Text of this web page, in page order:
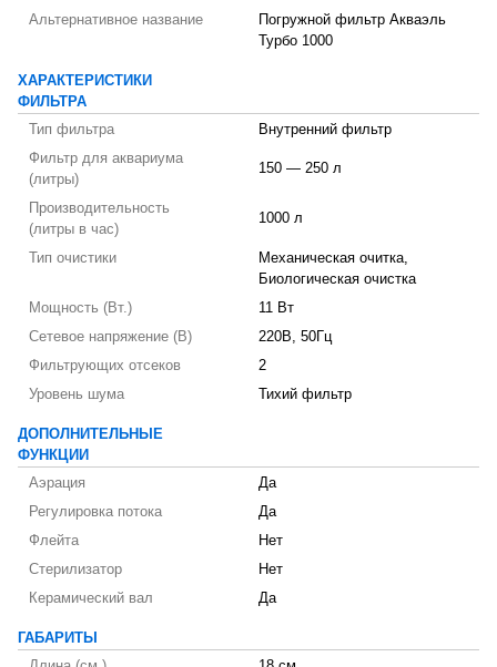
Альтернативное название
Погружной фильтр Акваэль
Турбо 1000
ХАРАКТЕРИСТИКИ
ФИЛЬТРА
Тип фильтра
Внутренний фильтр
Фильтр для аквариума
(литры)
150 — 250 л
Производительность
(литры в час)
1000 л
Тип очистики
Механическая очитка,
Биологическая очистка
Мощность (Вт.)
11 Вт
Сетевое напряжение (В)
220В, 50Гц
Фильтрующих отсеков
2
Уровень шума
Тихий фильтр
ДОПОЛНИТЕЛЬНЫЕ
ФУНКЦИИ
Аэрация
Да
Регулировка потока
Да
Флейта
Нет
Стерилизатор
Нет
Керамический вал
Да
ГАБАРИТЫ